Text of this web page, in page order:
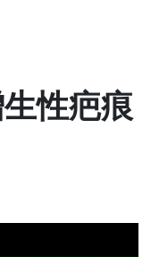
性疤痕